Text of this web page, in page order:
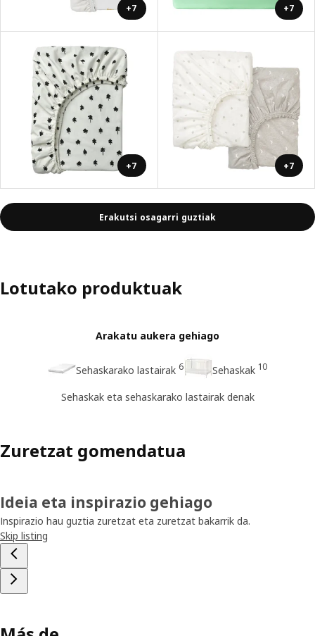
+7 +7
+7 +7
Erakutsi osagarri guztiak
Lotutako produktuak
Arakatu aukera gehiago
Sehaskarako lastairak 6 Sehaskak 10
Sehaskak eta sehaskarako lastairak denak
Zuretzat gomendatua
Ideia eta inspirazio gehiago
Inspirazio hau guztia zuretzat eta zuretzat bakarrik da.
Skip listing